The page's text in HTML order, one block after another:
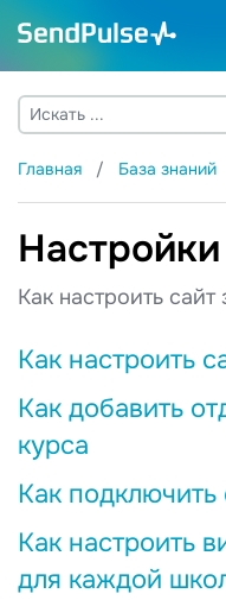
Главная База знаний
Как настроить сайт
Как настроить
Как добавить
курса
Как
Как настроить
для каждой